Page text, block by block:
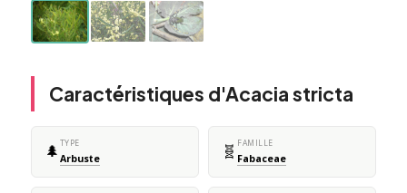
Caractéristiques d'Acacia stricta
🌲 TYPE
Arbuste 🧬 FAMILLE
Fabaceae